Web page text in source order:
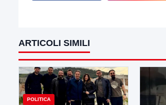
ARTICOLI SIMILI
POLITICA